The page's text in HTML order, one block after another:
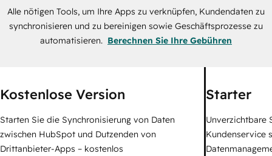
Alle nötigen Tools, um Ihre Apps zu verknüpfen, Kundendaten zu
synchronisieren und zu bereinigen sowie Geschäftsprozesse zu
automatisieren. Berechnen Sie Ihre Gebühren
Kostenlose Version
Starten Sie die Synchronisierung von Daten
zwischen HubSpot und Dutzenden von
Drittanbieter-Apps – kostenlos
Starter
Unverzichtbare
Kundenservice